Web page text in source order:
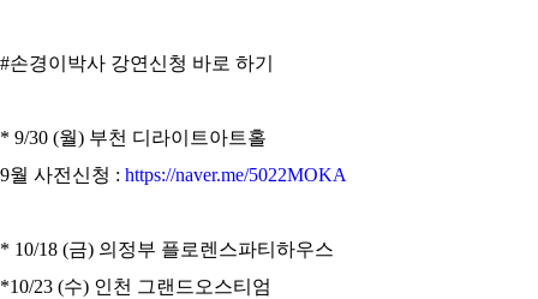
#손경이박사 강연신청 바로 하기
* 9/30 (월) 부천 디라이트아트홀
9월 사전신청 : https://naver.me/5022MOKA
* 10/18 (금) 의정부 플로렌스파티하우스
*10/23 (수) 인천 그랜드오스티엄